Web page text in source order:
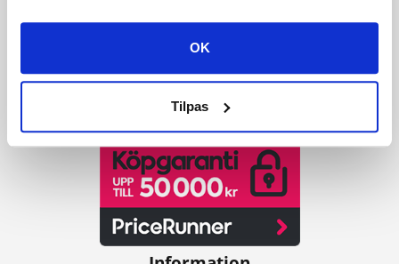
OK
Tilpas
få ditt spel levererat digitalt på bara ett par minuter!